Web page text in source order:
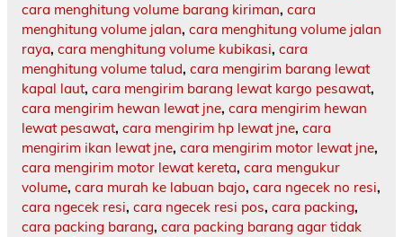
cara menghitung volume barang kiriman, cara
menghitung volume jalan, cara menghitung volume jalan
raya, cara menghitung volume kubikasi, cara
menghitung volume talud, cara mengirim barang lewat
kapal laut, cara mengirim barang lewat kargo pesawat,
cara mengirim hewan lewat jne, cara mengirim hewan
lewat pesawat, cara mengirim hp lewat jne, cara
mengirim ikan lewat jne, cara mengirim motor lewat jne,
cara mengirim motor lewat kereta, cara mengukur
volume, cara murah ke labuan bajo, cara ngecek no resi,
cara ngecek resi, cara ngecek resi pos, cara packing,
cara packing barang, cara packing barang agar tidak